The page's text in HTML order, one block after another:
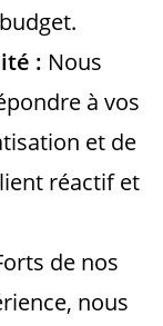
: Nous
à vos
et de
réactif et
de nos
nous